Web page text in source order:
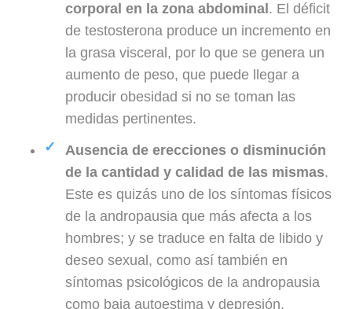
corporal en la zona abdominal . El déficit
de testosterona produce un incremento en
la grasa visceral, por lo que se genera un
aumento de peso, que puede llegar a
producir obesidad si no se toman las
medidas pertinentes.
Ausencia de erecciones o disminución
de la cantidad y calidad de las mismas.
Este es quizás uno de los síntomas físicos
de la andropausia que más afecta a los
hombres; y se traduce en falta de libido y
deseo sexual, como así también en
síntomas psicológicos de la andropausia
como baja autoestima y depresión.